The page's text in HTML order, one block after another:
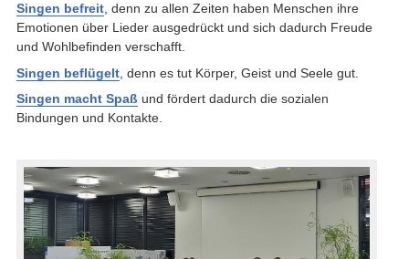
Singen befreit, denn zu allen Zeiten haben Menschen ihre
Emotionen über Lieder ausgedrückt und sich dadurch Freude
und Wohlbefinden verschafft.
Singen beflügelt, denn es tut Körper, Geist und Seele gut.
Singen macht Spaß und fördert dadurch die sozialen
Bindungen und Kontakte.